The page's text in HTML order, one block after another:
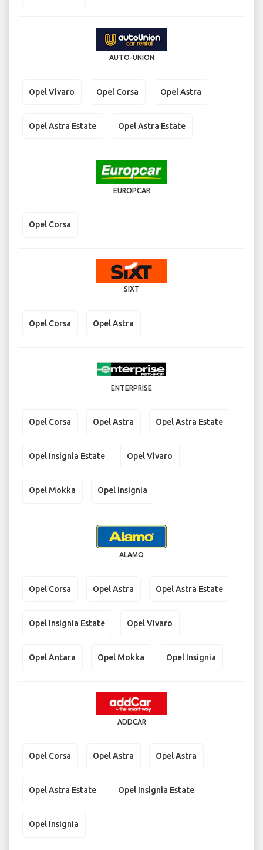
AUTO-UNION
Opel Vivaro Opel Corsa Opel Astra
Opel Astra Estate Opel Astra Estate
EUROPCAR
Opel Corsa
SIXT
Opel Corsa Opel Astra
ENTERPRISE
Opel Corsa Opel Astra Opel Astra Estate
Opel Insignia Estate Opel Vivaro
Opel Mokka Opel Insignia
ALAMO
Opel Corsa Opel Astra Opel Astra Estate
Opel Insignia Estate Opel Vivaro
Opel Antara Opel Mokka Opel Insignia
ADDCAR
Opel Corsa Opel Astra Opel Astra
Opel Astra Estate Opel Insignia Estate
Opel Insignia